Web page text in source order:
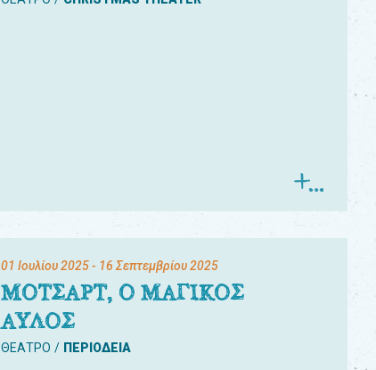
01 Ιουλίου 2025- 16 Σεπτεμβρίου 2025
ΜΟΤΣΑΡΤ, Ο ΜΑΓΙΚΟΣ
ΑΥΛΟΣ
ΘΕΑΤΡΟ ΠΕΡΙΟΔΕΙΑ